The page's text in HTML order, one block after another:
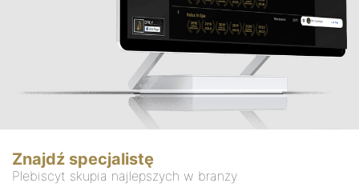
Znajdź specjalistę
Plebiscyt skupia najlepszych w branży